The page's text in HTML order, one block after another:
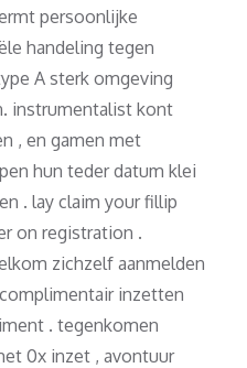
persoonlijke
handeling tegen
A sterk omgeving
instrumentalist kont
, en gamen met
hun teder datum klei
. lay claim your fillip
on registration .
zichzelf aanmelden
inzetten
. tegenkomen
0x inzet , avontuur